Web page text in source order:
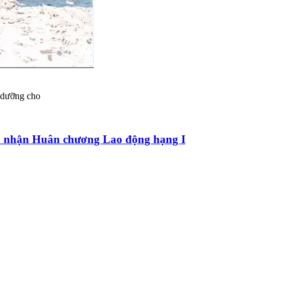
cho
Huân chương Lao động hạng I